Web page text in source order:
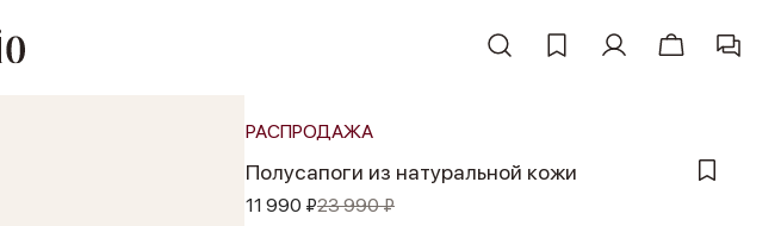
РАСПРОДАЖА
Полусапоги из натуральной кожи
11 990 ₽23 990 ₽